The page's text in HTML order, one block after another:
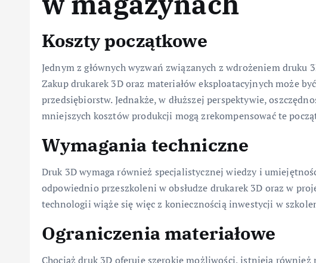
Koszty początkowe
Jednym z głównych wyzwań związanych z wdrożeniem druku
Zakup drukarek 3D oraz materiałów eksploatacyjnych może
przedsiębiorstw. Jednakże, w dłuższej perspektywie,
mniejszych kosztów produkcji mogą zrekompensować te
Wymagania techniczne
Druk 3D wymaga również specjalistycznej wiedzy i
odpowiednio przeszkoleni w obsłudze drukarek 3D oraz w
technologii wiąże się więc z koniecznością inwestycji w
Ograniczenia materiałowe
Chociaż druk 3D oferuje szerokie możliwości, istnieją również